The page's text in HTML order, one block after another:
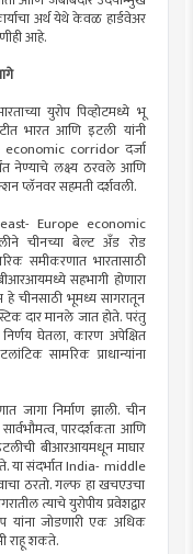
अर्थ येथे केवळ हार्डवेअर
आहे.
युरोप पिव्होटमध्ये भू
भारत आणि इटली यांनी
economic corridor दर्जा
नेण्याचे लक्ष्य ठरवले आणि
प्लॅनवर सहमती दर्शवली.
Europe economic
चीनच्या बेल्ट अँड रोड
समीकरणात भारतासाठी
सहभागी होणारा
चीनसाठी भूमध्य सागरातून
दार मानले जात होते. परंतु
घेतला, कारण अपेक्षित
सामरिक प्राधान्यांना
जागा निर्माण झाली. चीन
पारदर्शकता आणि
बीआरआयमधून माघार
या संदर्भात India- middle
ठरतो. गल्फ हा खचएउचा
त्याचे युरोपीय प्रवेशद्वार
यांना जोडणारी एक अधिक
राहू शकते.